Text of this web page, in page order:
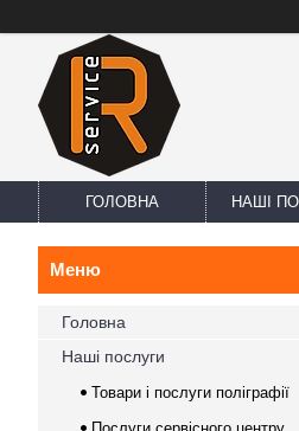
ГОЛОВНА НАШІ
Головна
Наші послуги
Товари і послуги поліграфії